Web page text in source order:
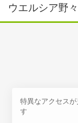
ウエルシア野
特異なアクセス
す